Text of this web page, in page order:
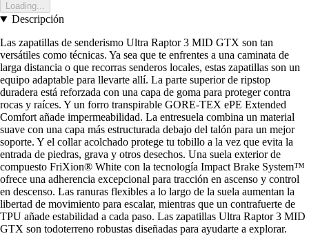
Loading...
Descripción
Las zapatillas de senderismo Ultra Raptor 3 MID GTX son tan
versátiles como técnicas. Ya sea que te enfrentes a una caminata de
larga distancia o que recorras senderos locales, estas zapatillas son un
equipo adaptable para llevarte allí. La parte superior de ripstop
duradera está reforzada con una capa de goma para proteger contra
rocas y raíces. Y un forro transpirable GORE-TEX ePE Extended
Comfort añade impermeabilidad. La entresuela combina un material
suave con una capa más estructurada debajo del talón para un mejor
soporte. Y el collar acolchado protege tu tobillo a la vez que evita la
entrada de piedras, grava y otros desechos. Una suela exterior de
compuesto FriXion® White con la tecnología Impact Brake System™
ofrece una adherencia excepcional para tracción en ascenso y control
en descenso. Las ranuras flexibles a lo largo de la suela aumentan la
libertad de movimiento para escalar, mientras que un contrafuerte de
TPU añade estabilidad a cada paso. Las zapatillas Ultra Raptor 3 MID
GTX son todoterreno robustas diseñadas para ayudarte a explorar.